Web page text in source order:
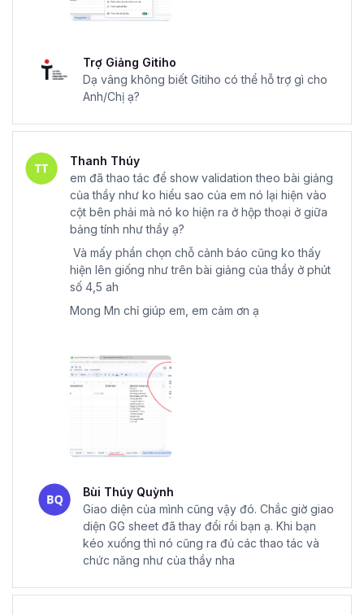
Trợ Giảng Gitiho
Dạ vâng không biết Gitiho có thể hỗ trợ gì cho
Anh/Chị ạ?
Thanh Thúy
em đã thao tác để show validation theo bài giảng
của thầy như ko hiểu sao của em nó lại hiện vào
cột bên phải mà nó ko hiện ra ở hộp thoại ở giữa
bảng tính như thầy ạ?
Và mấy phần chọn chỗ cảnh báo cũng ko thấy
hiện lên giống như trên bài giảng của thầy ở phút
số 4,5 ah
Mong Mn chỉ giúp em, em cảm ơn ạ
Bùi Thúy Quỳnh
Giao diện của mình cũng vậy đó. Chắc giờ giao
diện GG sheet đã thay đổi rồi bạn ạ. Khi bạn
kéo xuống thì nó cũng ra đủ các thao tác và
chức năng như của thầy nha